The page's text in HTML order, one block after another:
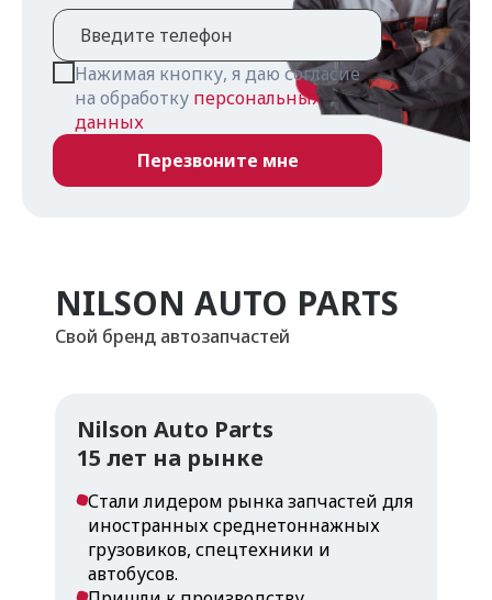
Нажимая кнопку, я даю согласие
на обработку персональных
данных
NILSON AUTO PARTS
Свой бренд автозапчастей
Nilson Auto Parts
15 лет на рынке
Стали лидером рынка запчастей для
иностранных среднетоннажных
грузовиков, спецтехники и
автобусов.